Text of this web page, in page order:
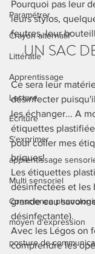
Paramétrer
Crayon alternatif
Littératie
Apprentissage
Lecture
Ecriture
S'exprimer
apprentissage
Multi sensoriel
Conscience
moyen d'expression
posture de
Pourquoi pas leur
leurs stylos,
feutres, leur
UN SAC
Ce sera leur
désinfecter
les échanger... A
étiquettes
pour coller mes
briques!
Les étiquettes
désinfectées et les
grande eau
désinfectante).
Avec les Légos on
comprendre les